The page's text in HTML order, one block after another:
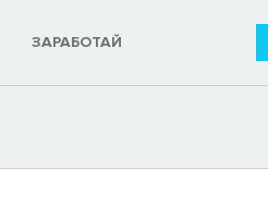
ЗАРАБОТАЙ